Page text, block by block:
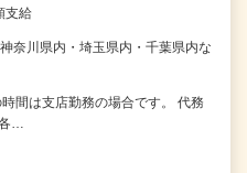
支給
奈川県内・埼玉県内・千葉県内な
間は支店勤務の場合です。 代務
…